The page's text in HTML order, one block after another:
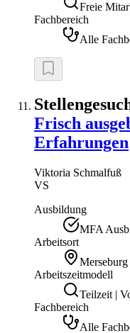
Freie
Fachbereich
Alle
Frisch
Erfahrungen
Viktoria Schmalfuß
VS
Ausbildung
MFA
Arbeitsort
Merseburg
Arbeitszeitmodell
Teilzeit |
Fachbereich
Alle